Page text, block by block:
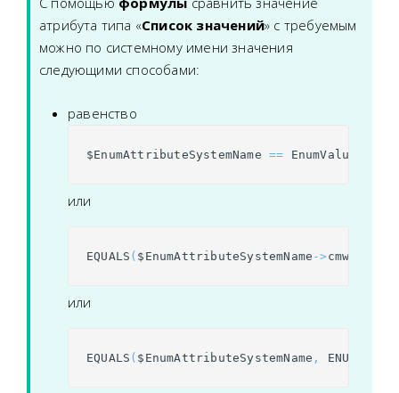
?langCodeStr
cmwentity
# Если предыдущее предложение
# записываем значение на русском
атрибута типа «Список значений» с требуемым
можно по системному имени значения
следующими способами:
равенство
$EnumAttributeSystemName ==
или
EQUALS ( $ EnumAttributeSystemName -> cmw
или
EQUALS ( $ EnumAttributeSystemName , ENUMVALUE